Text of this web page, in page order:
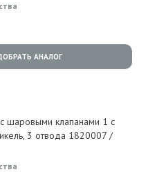
АНАЛОГ
шаровыми клапанами 1 с
3 отвода 1820007 /